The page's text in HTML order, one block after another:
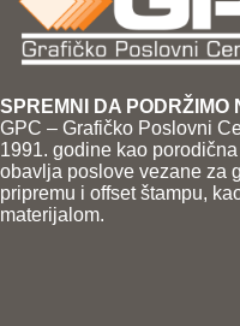
SPREMNI DA PODRŽIMO
GPC – Grafičko Poslovni
1991. godine kao
obavlja poslove vezane za
pripremu i offset štampu,
materijalom.